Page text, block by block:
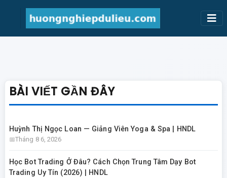
BÀI VIẾT GẦN ĐÂY
Huỳnh Thị Ngọc Loan — Giảng Viên Yoga & Spa | HNDL
Tháng 8 6, 2026
Học Bot Trading Ở Đâu? Cách Chọn Trung Tâm Dạy Bot
Trading Uy Tín (2026) | HNDL